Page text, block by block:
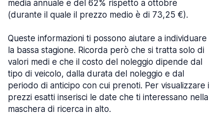
media annuale e del 62% rispetto a ottobre
(durante il quale il prezzo medio è di 73,25 €).
Queste informazioni ti possono aiutare a individuare
la bassa stagione. Ricorda però che si tratta solo di
valori medi e che il costo del noleggio dipende dal
tipo di veicolo, dalla durata del noleggio e dal
periodo di anticipo con cui prenoti. Per visualizzare i
prezzi esatti inserisci le date che ti interessano nella
maschera di ricerca in alto.